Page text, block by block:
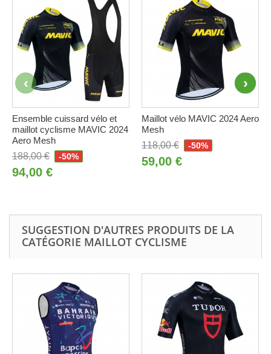
Ensemble cuissard vélo et
maillot cyclisme MAVIC 2024
Aero Mesh
188,00 €
-50%
94,00 €
Maillot vélo MAVIC 2024 Aero
Mesh
118,00 €
-50%
59,00 €
SUGGESTION D'AUTRES PRODUITS DE LA
CATÉGORIE MAILLOT CYCLISME